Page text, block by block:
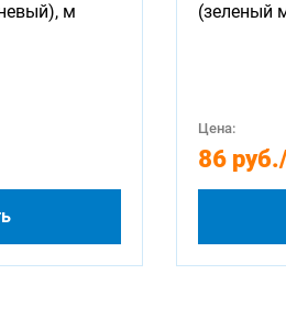
м
(зеленый
Цена:
86 руб.